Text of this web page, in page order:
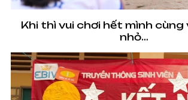
Khi thì vui chơi hết mình cùng
nhỏ…